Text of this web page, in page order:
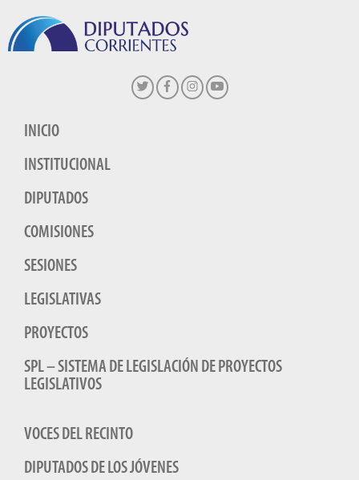
INICIO
INSTITUCIONAL
DIPUTADOS
COMISIONES
SESIONES
LEGISLATIVAS
PROYECTOS
SPL – SISTEMA DE LEGISLACIÓN DE PROYECTOS
LEGISLATIVOS
VOCES DEL RECINTO
DIPUTADOS DE LOS JÓVENES